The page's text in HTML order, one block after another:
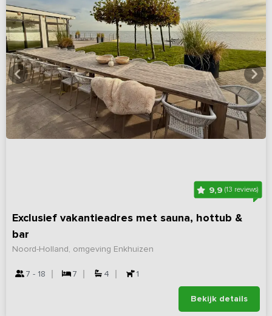
9,9(13 reviews)
Exclusief vakantieadres met sauna, hottub &
bar
Noord-Holland, omgeving Enkhuizen
7 - 18 7 4 1
Bekijk details